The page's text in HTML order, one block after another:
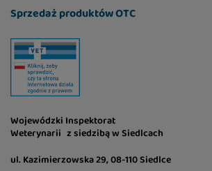
Sprzedaż produktów OTC
Wojewódzki Inspektorat
Weterynarii z siedzibą w Siedlcach
ul. Kazimierzowska 29, 08-110 Siedlce